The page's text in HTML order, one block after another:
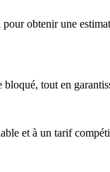
obtenir une
tout en
et à un tarif